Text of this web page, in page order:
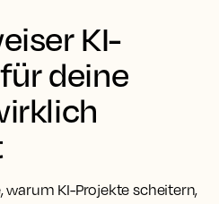
KI-
deine
warum KI-Projekte scheitern,